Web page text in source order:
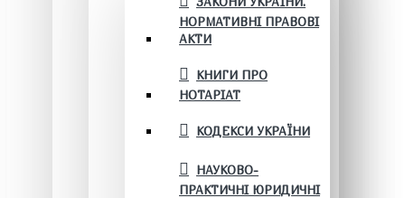
НОРМАТИВНІ ПРАВОВІ
АКТИ
КНИГИ ПРО
НОТАРІАТ
КОДЕКСИ УКРАЇНИ
НАУКОВО-
ПРАКТИЧНІ ЮРИДИЧНІ